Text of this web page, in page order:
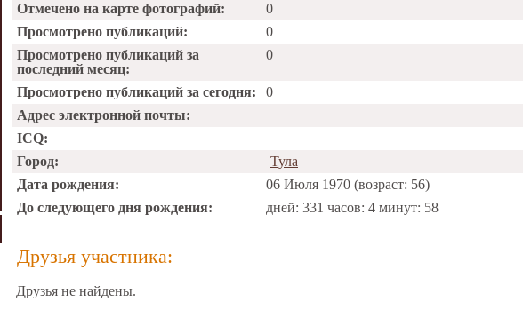
Отмечено на карте фотографий:
0
Просмотрено публикаций:
0
Просмотрено публикаций за
последний месяц:
0
Просмотрено публикаций за сегодня:
0
Адрес электронной почты:
ICQ:
Город:
Тула
Дата рождения:
06 Июля 1970 (возраст: 56)
До следующего дня рождения:
дней: 331 часов: 4 минут: 58
Друзья участника:
Друзья не найдены.